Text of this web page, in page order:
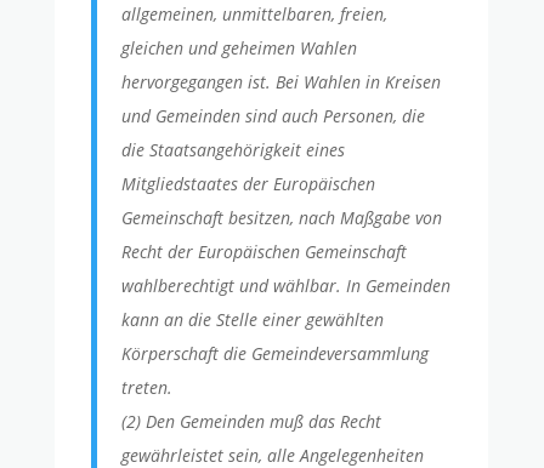
allgemeinen, unmittelbaren, freien,
gleichen und geheimen Wahlen
hervorgegangen ist. Bei Wahlen in Kreisen
und Gemeinden sind auch Personen, die
die Staatsangehörigkeit eines
Mitgliedstaates der Europäischen
Gemeinschaft besitzen, nach Maßgabe von
Recht der Europäischen Gemeinschaft
wahlberechtigt und wählbar. In Gemeinden
kann an die Stelle einer gewählten
Körperschaft die Gemeindeversammlung
treten.
(2) Den Gemeinden muß das Recht
gewährleistet sein, alle Angelegenheiten